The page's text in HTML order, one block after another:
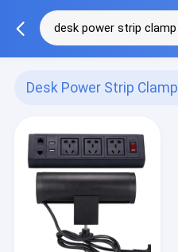
Desk Power Strip Clamp